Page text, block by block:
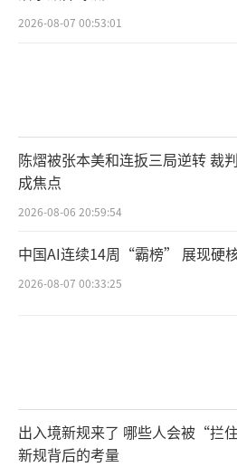
2026-08-07 00:53:01
陈熠被张本美和连扳三局逆转 裁
成焦点
2026-08-06 20:59:54
中国AI连续14周“霸榜” 展现硬
2026-08-07 00:33:25
出入境新规来了 哪些人会被“拦
新规背后的考量